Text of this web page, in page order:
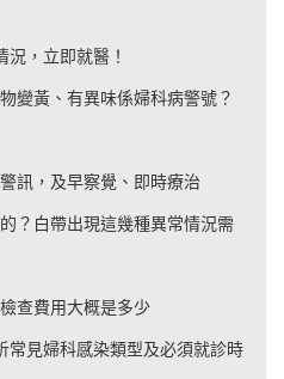
，立即就醫！
變黃、有異味係婦科病警號？
訊，及早察覺、即時療治
？白帶出現這幾種異常情況需
查費用大概是多少
常見婦科感染類型及必須就診時